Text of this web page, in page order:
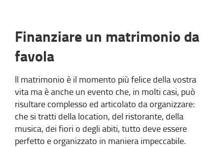
Finanziare un matrimonio da
favola
Il matrimonio è il momento più felice della vostra
vita ma è anche un evento che, in molti casi, può
risultare complesso ed articolato da organizzare:
che si tratti della location, del ristorante, della
musica, dei fiori o degli abiti, tutto deve essere
perfetto e organizzato in maniera impeccabile.